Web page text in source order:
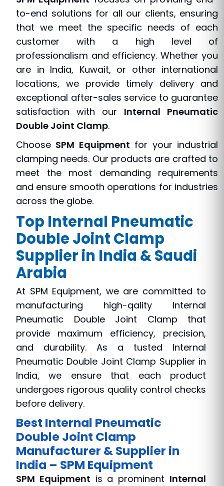
to-end solutions for all our clients, ensuring
that we meet the specific needs of each
customer with a high level of
professionalism and efficiency. Whether you
are in India, Kuwait, or other international
locations, we provide timely delivery and
exceptional after-sales service to guarantee
satisfaction with our Internal Pneumatic
Double Joint Clamp.
Choose SPM Equipment for your industrial
clamping needs. Our products are crafted to
meet the most demanding requirements
and ensure smooth operations for industries
across the globe.
Top Internal Pneumatic
Double Joint Clamp
Supplier in India & Saudi
Arabia
At SPM Equipment, we are committed to
manufacturing high-qality Internal
Pneumatic Double Joint Clamp that
provide maximum efficiency, precision,
and durability. As a tusted Internal
Pneumatic Double Joint Clamp Supplier in
India, we ensure that each product
undergoes rigorous quality control checks
before delivery.
Best Internal Pneumatic
Double Joint Clamp
Manufacturer & Supplier in
India – SPM Equipment
SPM Equipment is a prominent Internal